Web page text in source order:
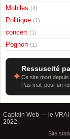
Mobiles (4)
Politique (1)
concert (1)
Pognon (1)
✦
Ressuscité
Ce site mort
Pas mal, pour un
Captain Web — le VRAI
2022.
Site